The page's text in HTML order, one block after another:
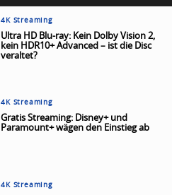
4K Streaming
Ultra HD Blu-ray: Kein Dolby Vision 2,
kein HDR10+ Advanced – ist die Disc
veraltet?
4K Streaming
Gratis Streaming: Disney+ und
Paramount+ wägen den Einstieg ab
4K Streaming